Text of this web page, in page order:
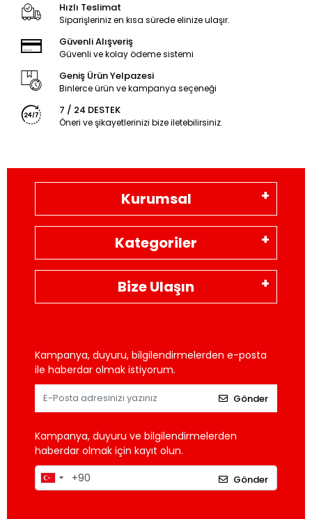
Hızlı Teslimat
Siparişleriniz en kısa sürede elinize ulaşır.
Güvenli Alışveriş
Güvenli ve kolay ödeme sistemi
Geniş Ürün Yelpazesi
Binlerce ürün ve kampanya seçeneği
7 / 24 DESTEK
Öneri ve şikayetlerinizi bize iletebilirsiniz.
Kurumsal
Kategoriler
Bize Ulaşın
Kampanya, duyuru, bilgilendirmelerden e-posta
ile haberdar olmak istiyorum.
Gönder
Kampanya, duyuru ve bilgilendirmelerden
haberdar olmak için kayıt olun.
Gönder